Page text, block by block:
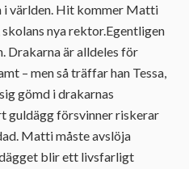
i världen. Hit kommer Matti
nya rektor.Egentligen
Drakarna är alldeles för
– men så träffar han Tessa,
gömd i drakarnas
guldägg försvinner riskerar
Matti måste avslöja
blir ett livsfarligt